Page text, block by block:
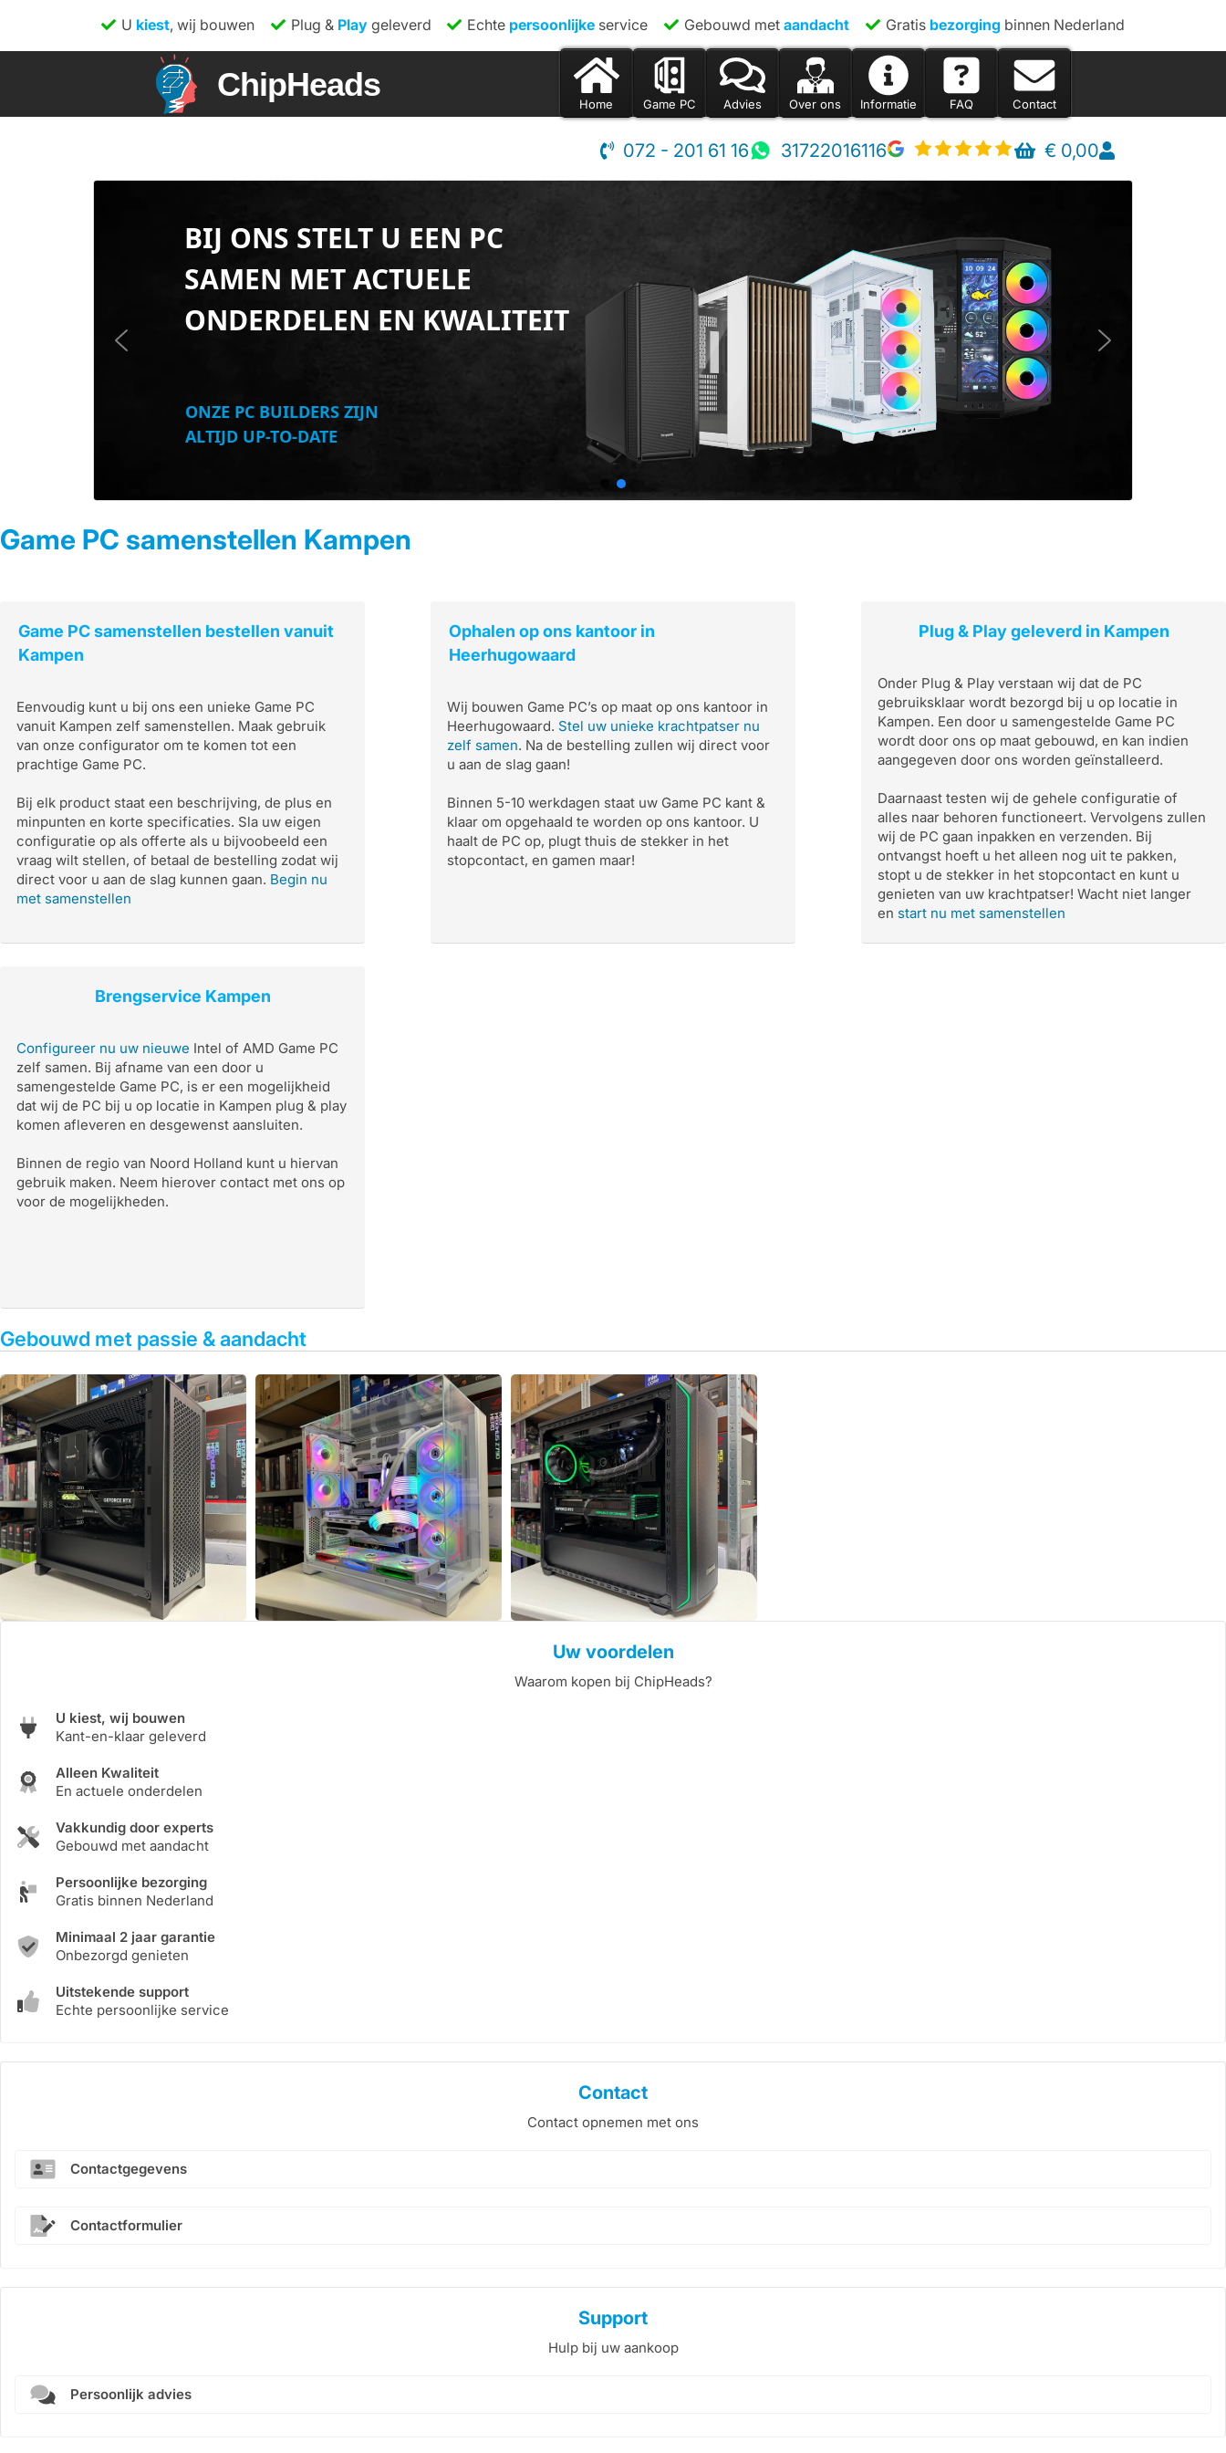
U kiest, wij bouwen Plug & Playgeleverd Echte persoonlijke service Gebouwd metaandacht Gratis bezorging binnen Nederland
ChipHeads
Home Game PC Advies Over ons Informatie FAQ Contact
072 - 201 61 16 31722016116 € 0,00
BIJ ONS STELT U EEN PC
SAMEN MET ACTUELE
ONDERDELEN EN KWALITEIT
ONZE PC BUILDERS ZIJN
ALTIJD UP-TO-DATE
Game PC samenstellen Kampen
Game PC samenstellen bestellen vanuit
Kampen
Eenvoudig kunt u bij ons een unieke Game PC
vanuit Kampen zelf samenstellen. Maak gebruik
van onze configurator om te komen tot een
prachtige Game PC.
Bij elk product staat een beschrijving, de plus en
minpunten en korte specificaties. Sla uw eigen
configuratie op als offerte als u bijvoobeeld een
vraag wilt stellen, of betaal de bestelling zodat wij
direct voor u aan de slag kunnen gaan. Begin nu
met samenstellen
Ophalen op ons kantoor in
Heerhugowaard
Wij bouwen Game PC’s op maat op ons kantoor in
Heerhugowaard. Stel uw unieke krachtpatser nu
zelf samen. Na de bestelling zullen wij direct voor
u aan de slag gaan!
Binnen 5-10 werkdagen staat uw Game PC kant &
klaar om opgehaald te worden op ons kantoor. U
haalt de PC op, plugt thuis de stekker in het
stopcontact, en gamen maar!
Plug & Play geleverd in Kampen
Onder Plug & Play verstaan wij dat de PC
gebruiksklaar wordt bezorgd bij u op locatie in
Kampen. Een door u samengestelde Game PC
wordt door ons op maat gebouwd, en kan indien
aangegeven door ons worden geïnstalleerd.
Daarnaast testen wij de gehele configuratie of
alles naar behoren functioneert. Vervolgens zullen
wij de PC gaan inpakken en verzenden. Bij
ontvangst hoeft u het alleen nog uit te pakken,
stopt u de stekker in het stopcontact en kunt u
genieten van uw krachtpatser! Wacht niet langer
en start nu met samenstellen
Brengservice Kampen
Configureer nu uw nieuwe Intel of AMD Game PC
zelf samen. Bij afname van een door u
samengestelde Game PC, is er een mogelijkheid
dat wij de PC bij u op locatie in Kampen plug & play
komen afleveren en desgewenst aansluiten.
Binnen de regio van Noord Holland kunt u hiervan
gebruik maken. Neem hierover contact met ons op
voor de mogelijkheden.
Gebouwd met passie & aandacht
Uw voordelen
Waarom kopen bij ChipHeads?
U kiest, wij bouwen
Kant-en-klaar geleverd
Alleen Kwaliteit
En actuele onderdelen
Vakkundig door experts
Gebouwd met aandacht
Persoonlijke bezorging
Gratis binnen Nederland
Minimaal 2 jaar garantie
Onbezorgd genieten
Uitstekende support
Echte persoonlijke service
Contact
Contact opnemen met ons
Contactgegevens
Contactformulier
Support
Hulp bij uw aankoop
Persoonlijk advies